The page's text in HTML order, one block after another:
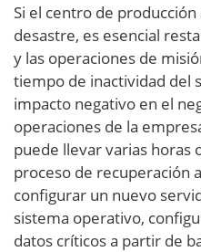
Si el centro de
desastre, es esencial
y las operaciones de
tiempo de inactividad del
impacto negativo en el
operaciones de la
puede llevar varias horas
proceso de recuperación
configurar un nuevo
sistema operativo,
datos críticos a partir de